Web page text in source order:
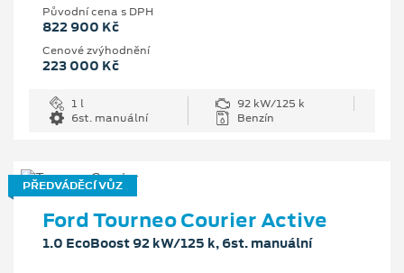
Původní cena s DPH
822 900 Kč
Cenové zvýhodnění
223 000 Kč
1 l
92 kW/125 k
6st. manuální
Benzín
PŘEDVÁDĚCÍ VŮZ
Ford Tourneo Courier Active
1.0 EcoBoost 92 kW/125 k, 6st. manuální